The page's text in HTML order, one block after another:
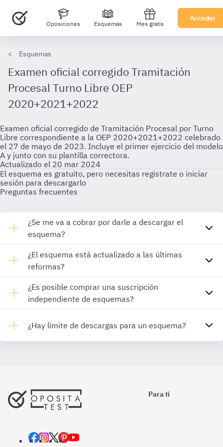
Oposiciones Esquemas Mes gratis
Acceder
Esquemas
Examen oficial corregido Tramitación
Procesal Turno Libre OEP
2020+2021+2022
Examen oficial corregido de Tramitación Procesal por Turno
Libre correspondiente a la OEP 2020+2021+2022 celebrado
el 27 de mayo de 2023. Incluye el primer ejercicio del modelo
A y junto con su plantilla correctora.
Actualizado el 20 mar 2024
El esquema es gratuito, pero necesitas registrate o iniciar
sesión para descargarlo
Preguntas frecuentes
¿Se me va a cobrar por darle a descargar el
esquema?
¿El esquema está actualizado a las últimas
reformas?
¿Es posible comprar una suscripción
independiente de esquemas?
¿Hay límite de descargas para un esquema?
Para ti